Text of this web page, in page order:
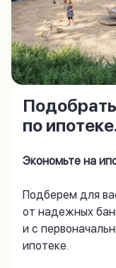
по
Экономьте на
Подберем для
от надежных
и с
ипотеке.